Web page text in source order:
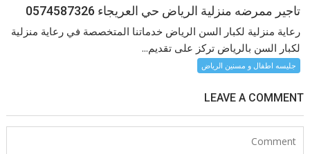
تاجير ممرضه منزلية الرياض حي العريجاء 0574587326
رعاية منزلية لكبار السن الرياض خدماتنا المتخصصة في رعاية منزلية
لكبار السن بالرياض تركز على تقديم...
جليسه اطفال و مسنين الرياض
LEAVE A COMMENT